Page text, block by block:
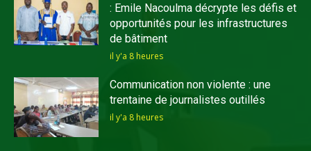
: Emile Nacoulma décrypte les défis et
opportunités pour les infrastructures
de bâtiment
il y'a 8 heures
Communication non violente : une
trentaine de journalistes outillés
il y'a 8 heures